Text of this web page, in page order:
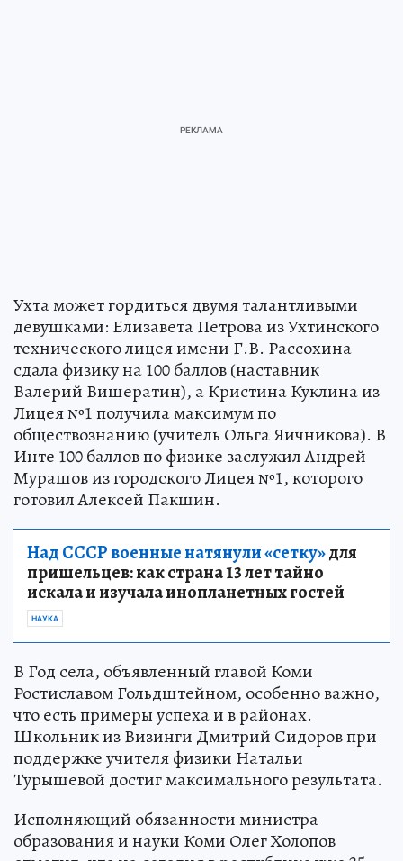
Ухта может гордиться двумя талантливыми
девушками: Елизавета Петрова из Ухтинского
технического лицея имени Г.В. Рассохина
сдала физику на 100 баллов (наставник
Валерий Вишератин), а Кристина Куклина из
Лицея №1 получила максимум по
обществознанию (учитель Ольга Яичникова). В
Инте 100 баллов по физике заслужил Андрей
Мурашов из городского Лицея №1, которого
готовил Алексей Пакшин.
Над СССР военные натянули «сетку»для
пришельцев: как страна 13 лет тайно
искала и изучала инопланетных гостей
НАУКА
В Год села, объявленный главой Коми
Ростиславом Гольдштейном, особенно важно,
что есть примеры успеха и в районах.
Школьник из Визинги Дмитрий Сидоров при
поддержке учителя физики Натальи
Турышевой достиг максимального результата.
Исполняющий обязанности министра
образования и науки Коми Олег Холопов